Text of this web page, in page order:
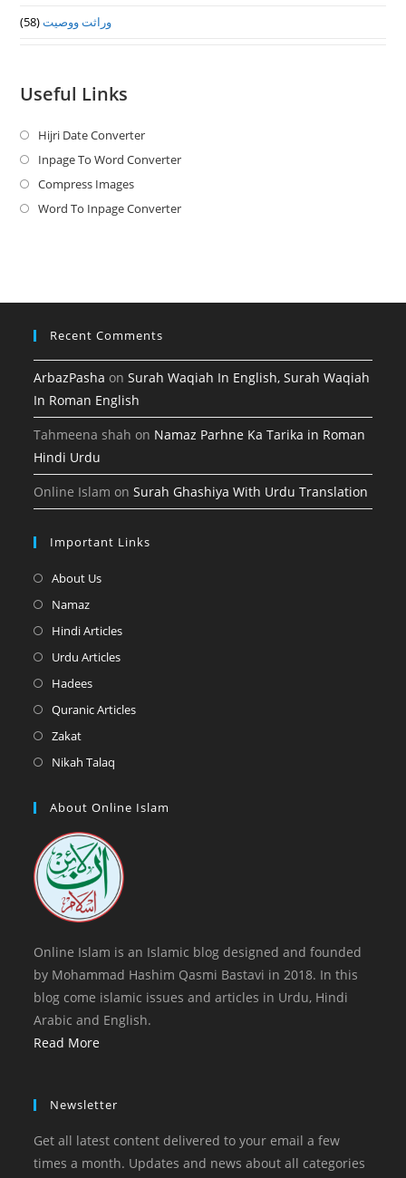
وراثت ووصيت(58)
Useful Links
Hijri Date ConverterOpens
in
new
Inpage To Word ConverterOpens
a
Compress ImagesOpens
in
Word To Inpage ConverterOpens
tab
Recent Comments
ArbazPasha onSurah Waqiah In English, Surah Waqiah
In Roman English
Tahmeena shah on Namaz Parhne Ka Tarika in Roman
Hindi Urdu
Online Islam onSurah Ghashiya With Urdu Translation
Important Links
About UsOpens
tab
NamazOpens
in
tab
Hindi ArticlesOpens
tab
Urdu ArticlesOpens
HadeesOpens
in
tab
Quranic ArticlesOpens
ZakatOpens
in
new
Nikah Talaq
a
tab
About Online Islam
Online Islam is an Islamic blog designed and founded
by Mohammad Hashim Qasmi Bastavi in 2018. In this
blog come islamic issues and articles in Urdu, Hindi
Arabic and English.
Read More
Newsletter
Get all latest content delivered to your email a few
times a month. Updates and news about all categories